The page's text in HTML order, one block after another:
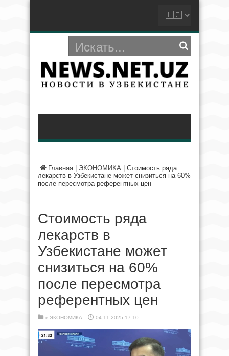
Главная ЭКОНОМИКА
Стоимость ряда
лекарств в Узбекистане может снизиться на 60%
после пересмотра референтных цен
Стоимость ряда
лекарств в
Узбекистане может
снизиться на 60%
после пересмотра
референтных цен
в ЭКОНОМИКА 04.11.2025 17:10